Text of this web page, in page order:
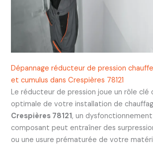
Dépannage réducteur de pression
et cumulus dans Crespières 78121
Le réducteur de pression joue un rôle clé
optimale de votre installation de
Crespières 78121, un
composant peut entraîner des
ou une usure prématurée de votre